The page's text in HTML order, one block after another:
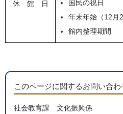
休 館 日
国民の祝日
年末年始（12月
館内整理期間
このページに関するお問い合わ
社会教育課 文化振興係